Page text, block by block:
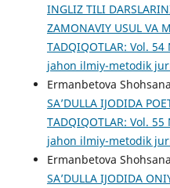
INGLIZ TILI
ZAMONAVIY USUL VA
TADQIQOTLAR: Vol.
jahon ilmiy-metodik
Ermanbetova
SA’DULLA IJODIDA
TADQIQOTLAR: Vol.
jahon ilmiy-metodik
Ermanbetova
SA’DULLA IJODIDA